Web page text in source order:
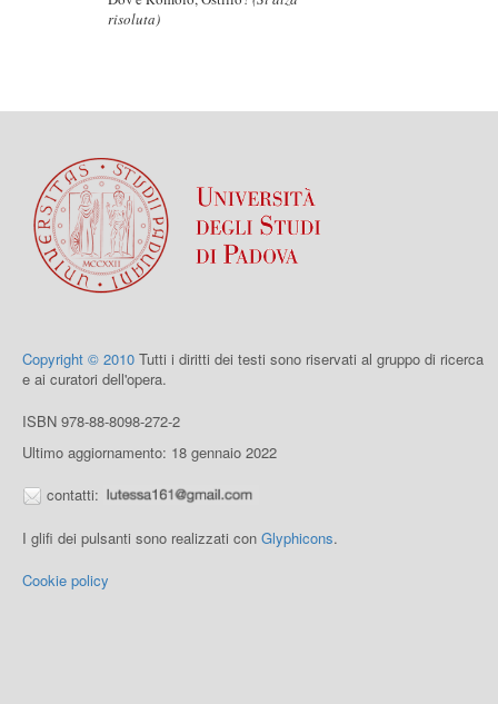
risoluta)
Copyright © 2010 Tutti i diritti dei testi sono riservati al gruppo di ricerca
e ai curatori dell'opera.
ISBN 978-88-8098-272-2
Ultimo aggiornamento: 18 gennaio 2022
contatti:
I glifi dei pulsanti sono realizzati con Glyphicons.
Cookie policy